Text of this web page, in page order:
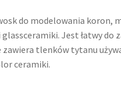
do modelowania koron,
Jest łatwy do
zawiera tlenków tytanu
ceramiki.